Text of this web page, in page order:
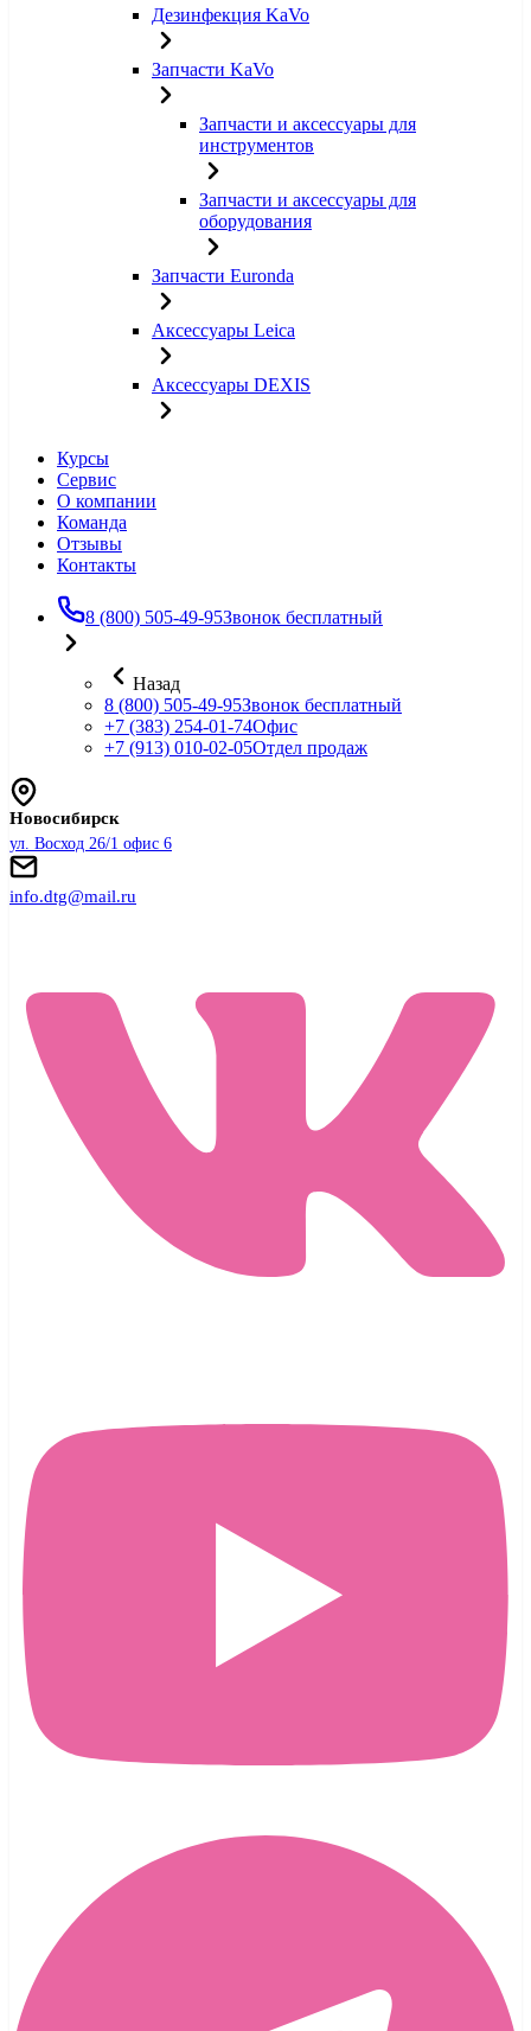
Дезинфекция KaVo
Запчасти KaVo
Запчасти и аксессуары для
инструментов
Запчасти и аксессуары для
оборудования
Запчасти Euronda
Аксессуары Leica
Аксессуары DEXIS
Курсы
Сервис
О компании
Команда
Отзывы
Контакты
8 (800) 505-49-95Звонок бесплатный
Назад
8 (800) 505-49-95Звонок бесплатный
+7 (383) 254-01-74Офис
+7 (913) 010-02-05Отдел продаж
Новосибирск
ул. Восход 26/1 офис 6
info.dtg@mail.ru